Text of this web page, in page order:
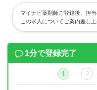
マイナビ薬剤師ご登録後、担
この求人についてご案内差し上
1分で登録完了
1 2